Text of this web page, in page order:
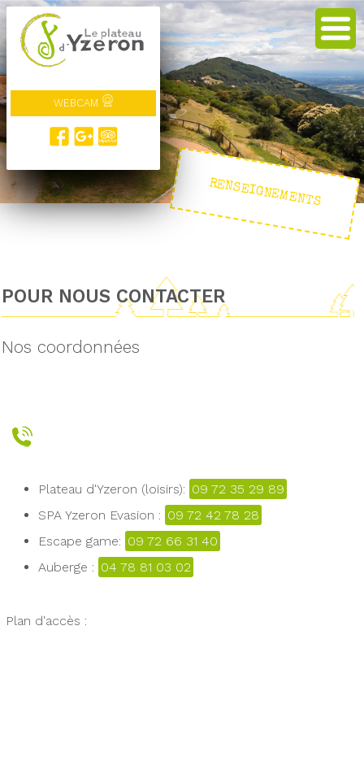
WEBCAM
RENSEIGNEMENTS
POUR NOUS CONTACTER
Nos coordonnées
Plateau d'Yzeron (loisirs): 09 72 35 29 89
SPA Yzeron Evasion : 09 72 42 78 28
Escape game: 09 72 66 31 40
Auberge : 04 78 81 03 02
Plan d'accès :